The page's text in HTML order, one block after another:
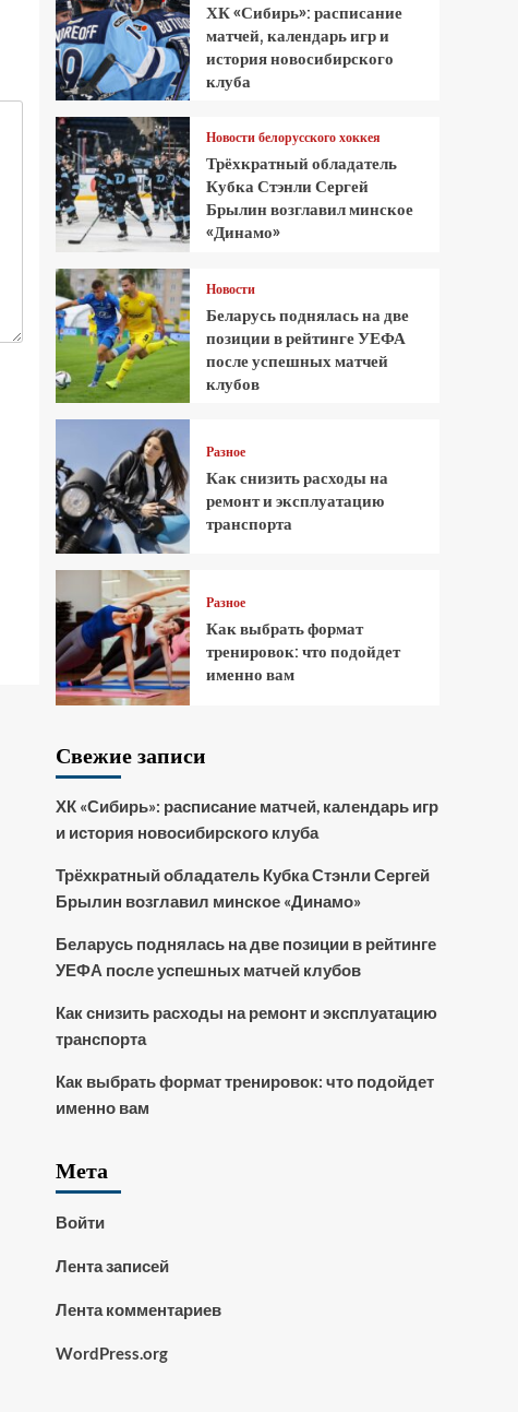
ХК «Сибирь»: расписание
матчей, календарь игр и
история новосибирского
клуба
Новости белорусского хоккея
Трёхкратный обладатель
Кубка Стэнли Сергей
Брылин возглавил минское
«Динамо»
Новости
Беларусь поднялась на две
позиции в рейтинге УЕФА
после успешных матчей
клубов
Разное
Как снизить расходы на
ремонт и эксплуатацию
транспорта
Разное
Как выбрать формат
тренировок: что подойдет
именно вам
Свежие записи
ХК «Сибирь»: расписание матчей, календарь игр
и история новосибирского клуба
Трёхкратный обладатель Кубка Стэнли Сергей
Брылин возглавил минское «Динамо»
Беларусь поднялась на две позиции в рейтинге
УЕФА после успешных матчей клубов
Как снизить расходы на ремонт и эксплуатацию
транспорта
Как выбрать формат тренировок: что подойдет
именно вам
Мета
Войти
Лента записей
Лента комментариев
WordPress.org